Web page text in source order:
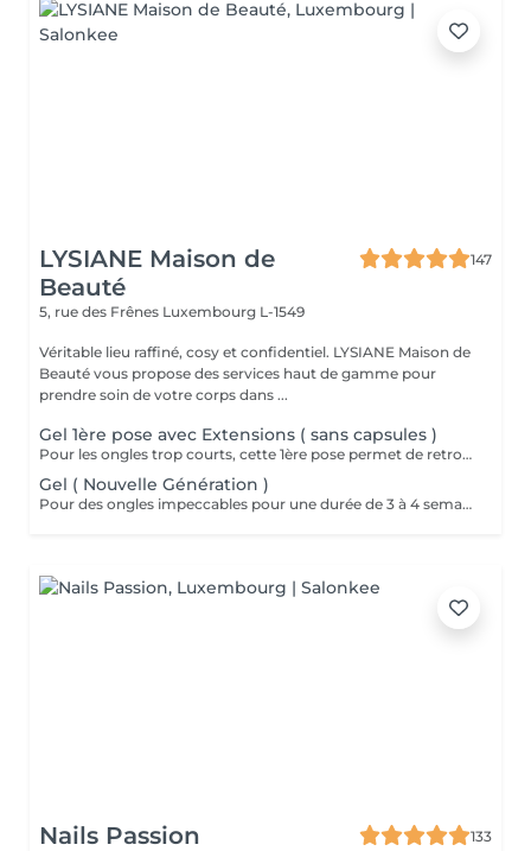
LYSIANE Maison de
Beauté
147
5, rue des Frênes Luxembourg L-1549
Véritable lieu raffiné, cosy et confidentiel. LYSIANE Maison de
Beauté vous propose des services haut de gamme pour
prendre soin de votre corps dans ...
Gel 1ère pose avec Extensions ( sans capsules )
Pour les ongles trop courts, cette 1ère pose permet de retrouver une longueur normale et naturelle. Extension des ongles avec un gel à base de fibres de soie et d'un papier forme. Nous n'utilisons ni colle ni capsules en plastiques.
Gel ( Nouvelle Génération )
Pour des ongles impeccables pour une durée de 3 à 4 semaines, optez pour le gel. Nous respectons la santé de l'ongle naturel et nous veillons à faire très attention lors de la préparation et surtout du retrait du gel lors des remplissages. Nous utilisons des gels nouvelle génération auto égalisants. Lysiane, véritable professionnelle de l'onglerie, vous réconciliera avec les idées préconcues sur cette méthode. Le polissage se fait entre 10 et 15 jours max après le dernier remplissage pour une retouche avant le prochain. En aucun cas nous ne pouvons faire 2 polissage de suite. Et si nous trouvons que les ongles ont trop repoussés, nous ferons un remplissage afin de ne pas fragiliser vos ongles. Le polissage est un dépannage entre 2 rdv remplissages à faire exceptionnellement. Nous recommandons toujours le remplissage toutes les 3 semaines.
Nails Passion
133